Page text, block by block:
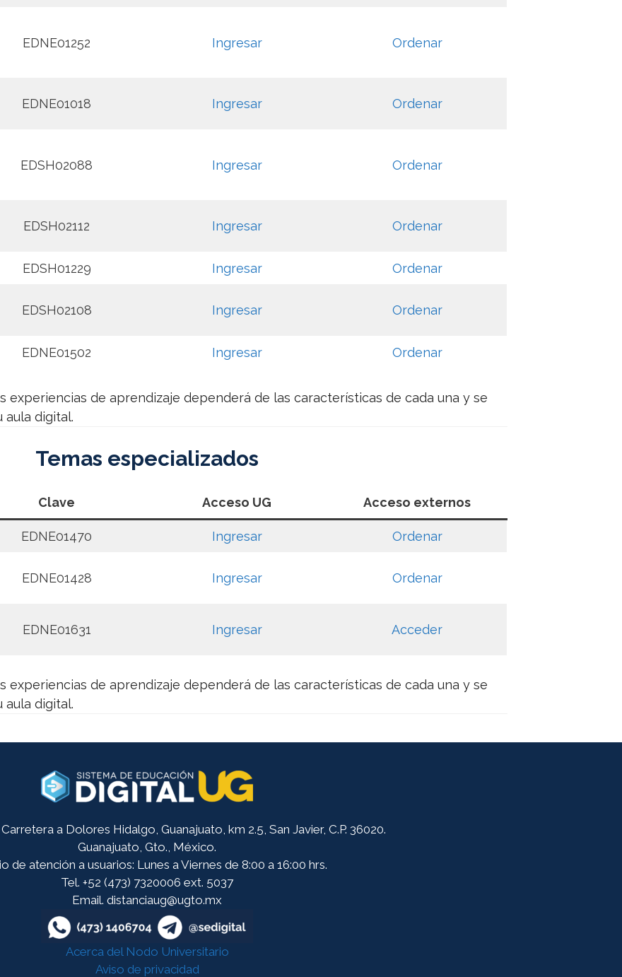
EDNE01252 Ingresar Ordenar
EDNE01018 Ingresar Ordenar
EDSH02088 Ingresar Ordenar
EDSH02112 Ingresar Ordenar
EDSH01229 Ingresar Ordenar
EDSH02108 Ingresar Ordenar
EDNE01502 Ingresar Ordenar
experiencias de aprendizaje dependerá de las características de cada una y se
aula digital.
Temas especializados
Clave Acceso UG Acceso externos
EDNE01470 Ingresar Ordenar
EDNE01428 Ingresar Ordenar
EDNE01631 Ingresar Acceder
experiencias de aprendizaje dependerá de las características de cada una y se
aula digital.
a Dolores Hidalgo, Guanajuato, km 2.5, San Javier, C.P. 36020.
Guanajuato, Gto., México.
de atención a usuarios: Lunes a Viernes de 8:00 a 16:00 hrs.
Tel. +52 (473) 7320006 ext. 5037
Email. distanciaug@ugto.mx
Acerca del Nodo Universitario
Aviso de privacidad